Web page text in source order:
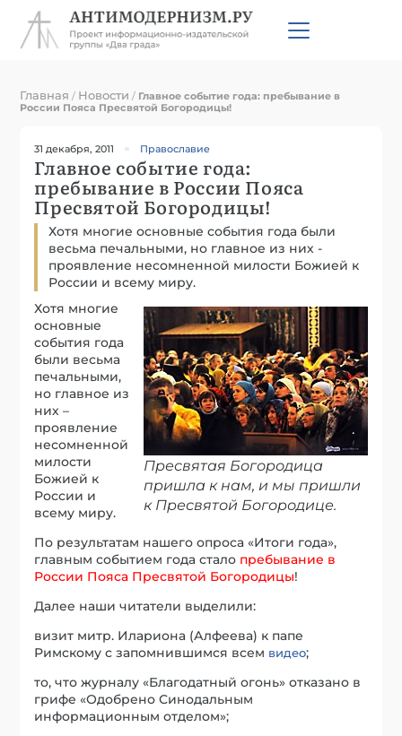
Главная / Новости / Главное событие года: пребывание в
России Пояса Пресвятой Богородицы!
31 декабря, 2011 Православие
Главное событие года:
пребывание в России Пояса
Пресвятой Богородицы!
Хотя многие основные события года были
весьма печальными, но главное из них -
проявление несомненной милости Божией к
России и всему миру.
Пресвятая Богородица
пришла к нам, и мы пришли
к Пресвятой Богородице.
Хотя многие
основные
события года
были весьма
печальными,
но главное из
них –
проявление
несомненной
милости
Божией к
России и
всему миру.
По результатам нашего опроса «Итоги года»,
главным событием года стало пребывание в
России Пояса Пресвятой Богородицы!
Далее наши читатели выделили:
визит митр. Илариона (Алфеева) к папе
Римскому с запомнившимся всем видео;
то, что журналу «Благодатный огонь» отказано в
грифе «Одобрено Синодальным
информационным отделом»;